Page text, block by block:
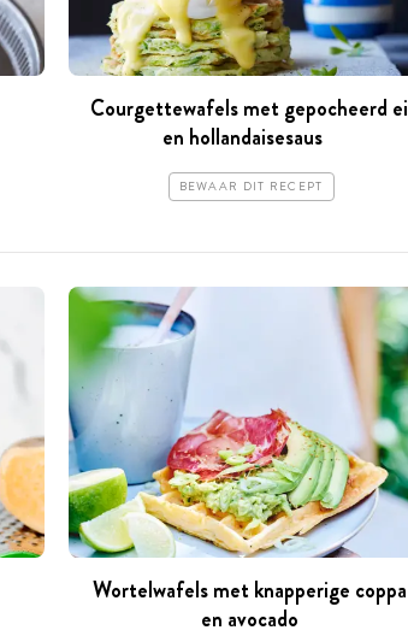
Courgettewafels met gepocheerd ei
en hollandaisesaus
BEWAAR DIT RECEPT
Wortelwafels met knapperige coppa
en avocado